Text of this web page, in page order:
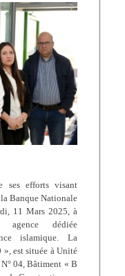
ses efforts visant
Banque Nationale
11 Mars 2025, à
agence dédiée
islamique. La
est située à Unité
04, Bâtiment « B